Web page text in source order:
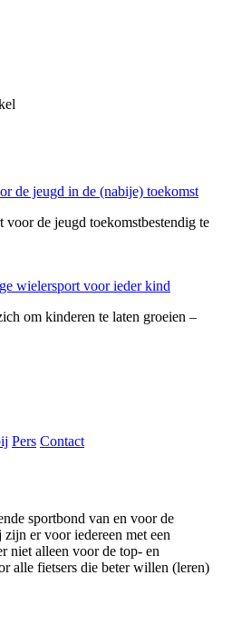
de jeugd in de (nabije) toekomst
de jeugd toekomstbestendig te
wielersport voor ieder kind
om kinderen te laten groeien –
Pers Contact
sportbond van en voor de
er voor iedereen met een
alleen voor de top- en
alle fietsers die beter willen (leren)